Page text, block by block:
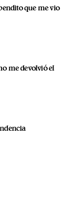
que me vio
me devolvió el